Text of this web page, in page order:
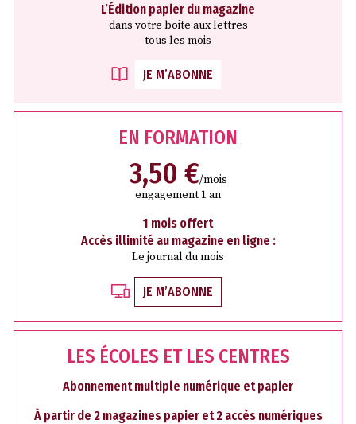
L’Édition papier du magazine
dans votre boite aux lettres
tous les mois
JE M’ABONNE
EN FORMATION
3,50 €/mois
engagement 1 an
1 mois offert
Accès illimité au magazine en ligne :
Le journal du mois
JE M’ABONNE
LES ÉCOLES ET LES CENTRES
Abonnement multiple numérique et papier
À partir de 2 magazines papier et 2 accès numériques